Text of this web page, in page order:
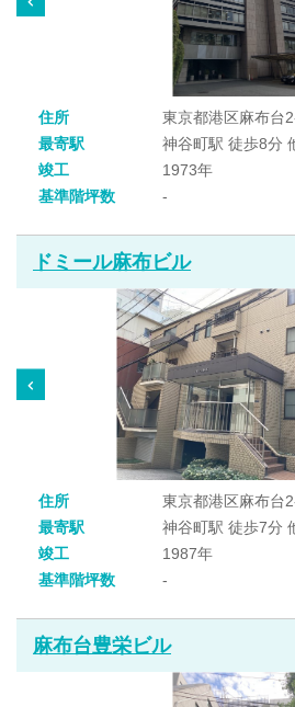
住所
東京都港区麻布台
最寄駅
神谷町駅 徒歩8分
竣工
1973年
基準階坪数
-
ドミール麻布ビル
住所
東京都港区麻布台
最寄駅
神谷町駅 徒歩7分
竣工
1987年
基準階坪数
-
麻布台豊栄ビル